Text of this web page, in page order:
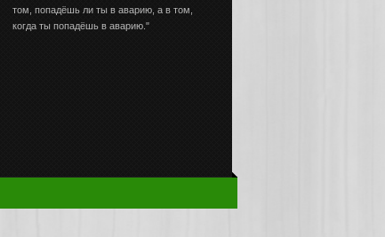
том, попадёшь ли ты в аварию, а в том,
когда ты попадёшь в аварию."